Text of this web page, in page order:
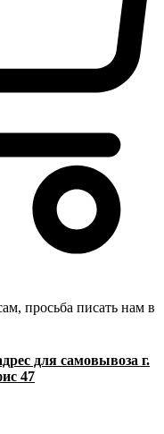
просьба писать нам в
для самовывоза г.
47